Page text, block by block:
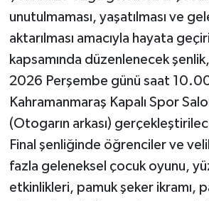
unutulmaması, yaşatılması ve
aktarılması amacıyla hayata
kapsamında düzenlenecek
2026 Perşembe günü saat
Kahramanmaraş Kapalı Spor
(Otogarın arkası)
Final şenliğinde öğrenciler ve
fazla geleneksel çocuk oyunu,
etkinlikleri, pamuk şeker ikramı,